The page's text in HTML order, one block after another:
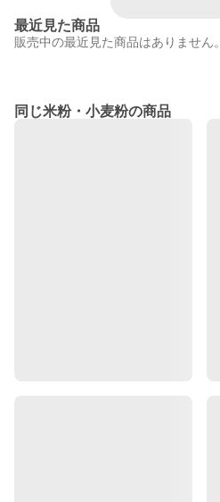
最近見た商品
販売中の最近見た商品はありません。
同じ米粉・小麦粉の商品